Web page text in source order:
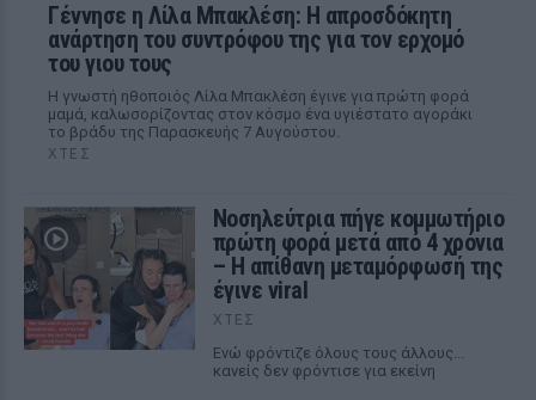
Γέννησε η Λίλα Μπακλέση: Η απροσδόκητη
ανάρτηση του συντρόφου της για τον ερχομό
του γιου τους
Η γνωστή ηθοποιός Λίλα Μπακλέση έγινε για πρώτη φορά
μαμά, καλωσορίζοντας στον κόσμο ένα υγιέστατο αγοράκι
το βράδυ της Παρασκευής 7 Αυγούστου.
ΧΤΕΣ
Νοσηλεύτρια πήγε κομμωτήριο
πρώτη φορά μετά από 4 χρόνια
– Η απίθανη μεταμόρφωσή της
έγινε viral
ΧΤΕΣ
Ενώ φρόντιζε όλους τους άλλους...
κανείς δεν φρόντισε για εκείνη